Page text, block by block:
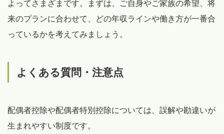
よってさまざまです。まずは、ご自身やご家族の希望、将
来のプランに合わせて、どの年収ラインや働き方が一番合
っているかを考えてみましょう。
よくある質問・注意点
配偶者控除や配偶者特別控除については、誤解や勘違いが
生まれやすい制度です。